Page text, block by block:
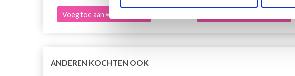
Voeg toe aan winkelwagen
ANDEREN KOCHTEN OOK